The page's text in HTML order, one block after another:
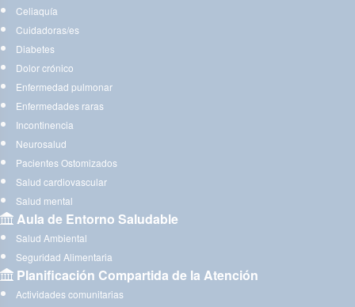
Celiaquía
Cuidadoras/es
Diabetes
Dolor crónico
Enfermedad pulmonar
Enfermedades raras
Incontinencia
Neurosalud
Pacientes Ostomizados
Salud cardiovascular
Salud mental
Aula de Entorno Saludable
Salud Ambiental
Seguridad Alimentaria
Planificación Compartida de la Atención
Actividades comunitarias